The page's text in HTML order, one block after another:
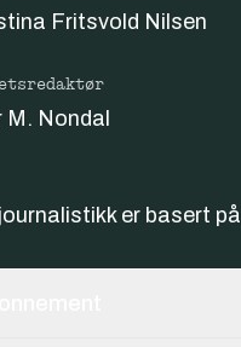
Fritsvold Nilsen
M. Nondal
er basert på